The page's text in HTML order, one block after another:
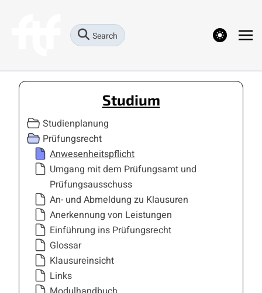
Search theme switcher
Studium
Studienplanung
Prüfungsrecht
Anwesenheitspflicht
Umgang mit dem Prüfungsamt und
Prüfungsausschuss
An- und Abmeldung zu Klausuren
Anerkennung von Leistungen
Einführung ins Prüfungsrecht
Glossar
Klausureinsicht
Links